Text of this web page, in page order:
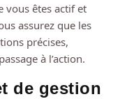
vous êtes actif et
assurez que les
précises,
à l’action.
de gestion